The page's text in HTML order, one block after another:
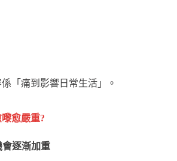
「痛到影響日常生活」。
愈嚴重?
逐漸加重